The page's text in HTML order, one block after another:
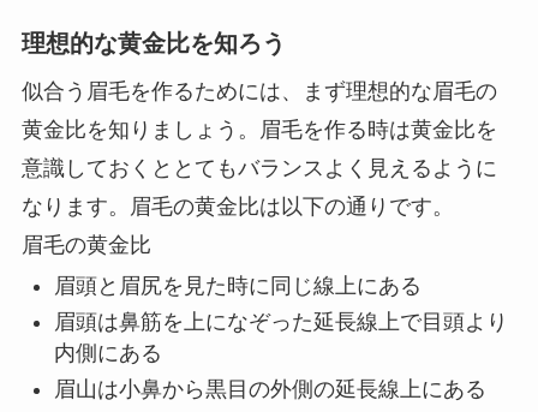
理想的な黄金比を知ろう
似合う眉毛を作るためには、まず理想的な眉毛の
黄金比を知りましょう。眉毛を作る時は黄金比を
意識しておくととてもバランスよく見えるように
なります。眉毛の黄金比は以下の通りです。
眉毛の黄金比
眉頭と眉尻を見た時に同じ線上にある
眉頭は鼻筋を上になぞった延長線上で目頭より
内側にある
眉山は小鼻から黒目の外側の延長線上にある